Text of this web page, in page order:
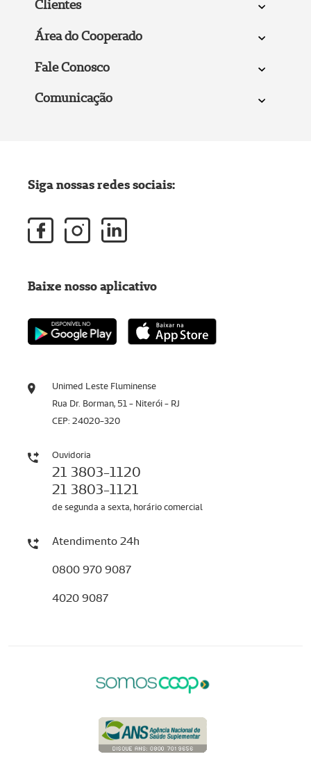
Clientes
Área do Cooperado
Fale Conosco
Comunicação
Unimed Leste Fluminense
Rua Dr. Borman, 51 - Niterói - RJ
CEP: 24020-320
Ouvidoria
21 3803-1120
21 3803-1121
de segunda a sexta, horário comercial
Atendimento 24h
0800 970 9087
4020 9087
Siga nossas redes sociais:
Baixe nosso aplicativo